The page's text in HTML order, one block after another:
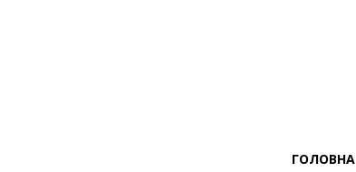
ГОЛОВНА